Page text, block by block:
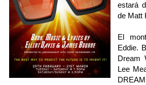
estará
de Matt
El
Eddie.
Dream
Lee